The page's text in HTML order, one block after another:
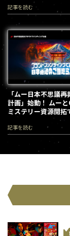
記事を読む
「ムー日本不思議
計画」始動！ ムー
ミステリー資源開拓
記事を読む